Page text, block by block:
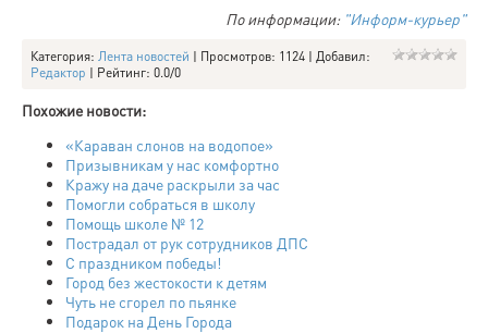
По информации: "Информ-курьер"
Категория: Лента новостей | Просмотров: 1124 | Добавил:
Редактор | Рейтинг: 0.0/0
Похожие новости:
«Караван слонов на водопое»
Призывникам у нас комфортно
Кражу на даче раскрыли за час
Помогли собраться в школу
Помощь школе № 12
Пострадал от рук сотрудников ДПС
С праздником победы!
Город без жестокости к детям
Чуть не сгорел по пьянке
Подарок на День Города